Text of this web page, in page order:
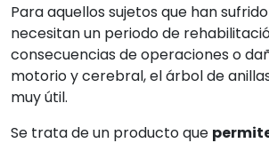
Para aquellos sujetos que han
necesitan un periodo de
consecuencias de operaciones o
motorio y cerebral, el árbol de
muy útil.
Se trata de un producto que